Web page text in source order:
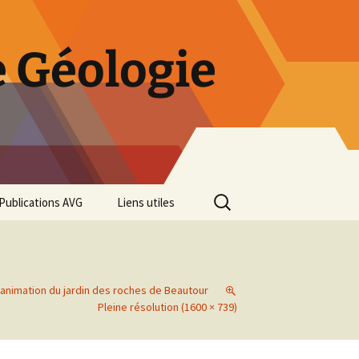
Publications AVG
l’AVG
Liens utiles
Rechercher :
du jardin des roches de Beautour
Pleine résolution (1600 × 739)